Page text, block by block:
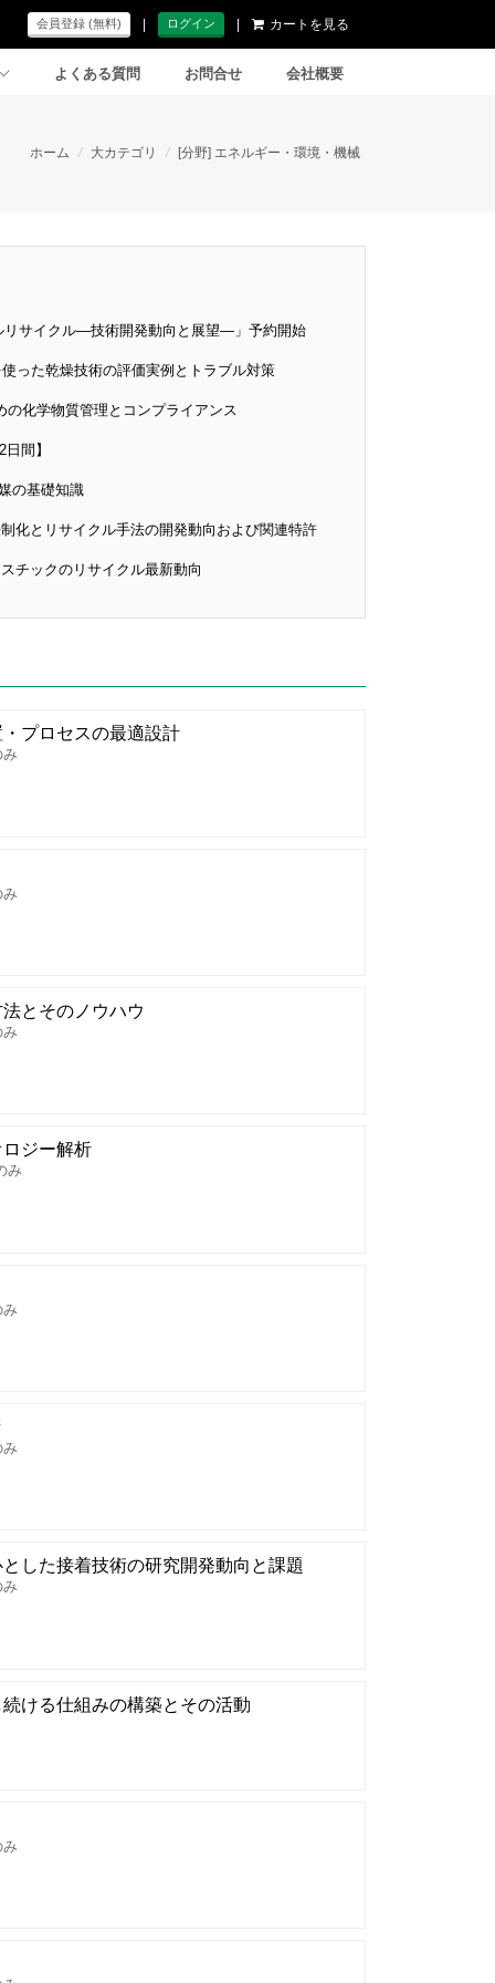
会員登録 (無料) | ログイン | カートを見る
よくある質問 お問合せ 会社概要
ホーム / 大カテゴリ / [分野] エネルギー・環境・機械
リサイクル―技術開発動向と展望―」予約開始
った乾燥技術の評価実例とトラブル対策
の化学物質管理とコンプライアンス
間】
の基礎知識
化とリサイクル手法の開発動向および関連特許
チックのリサイクル最新動向
プロセスの最適設計
み
み
とそのノウハウ
み
ジー解析
み
み
み
した接着技術の研究開発動向と課題
み
ける仕組みの構築とその活動
み